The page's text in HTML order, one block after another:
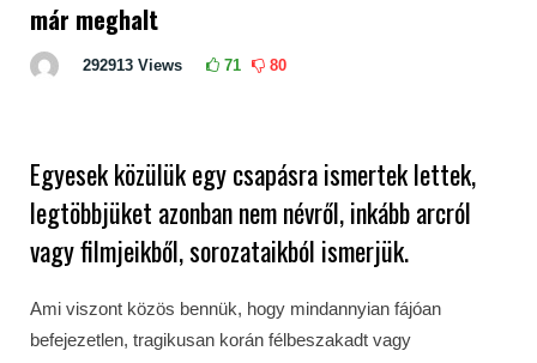
már meghalt
292913 Views 71 80
Egyesek közülük egy csapásra ismertek lettek,
legtöbbjüket azonban nem névről, inkább arcról
vagy filmjeikből, sorozataikból ismerjük.
Ami viszont közös bennük, hogy mindannyian fájóan
befejezetlen, tragikusan korán félbeszakadt vagy